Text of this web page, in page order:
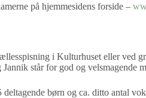
på hjemmesidens forside –
i Kulturhuset eller ved
står for god og velsmagende
børn og ca. ditto antal